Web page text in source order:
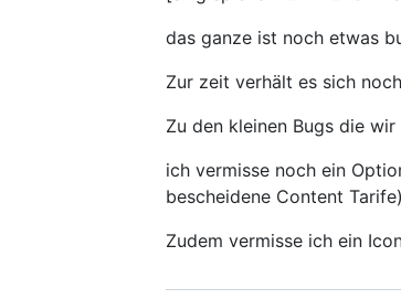
das ganze ist noch etwas
Zur zeit verhält es sich
Zu den kleinen Bugs die
ich vermisse noch ein
bescheidene Content Tarife)
Zudem vermisse ich ein